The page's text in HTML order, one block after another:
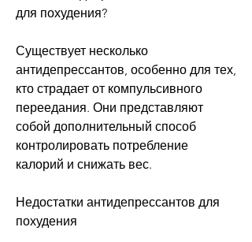
для похудения?
Существует несколько
антидепрессантов, особенно для тех,
кто страдает от компульсивного
переедания. Они представляют
собой дополнительный способ
контролировать потребление
калорий и снижать вес.
Недостатки антидепрессантов для
похудения